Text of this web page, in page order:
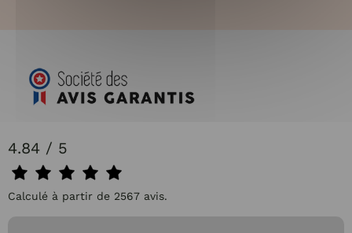
4.84 / 5
Calculé à partir de 2567 avis.